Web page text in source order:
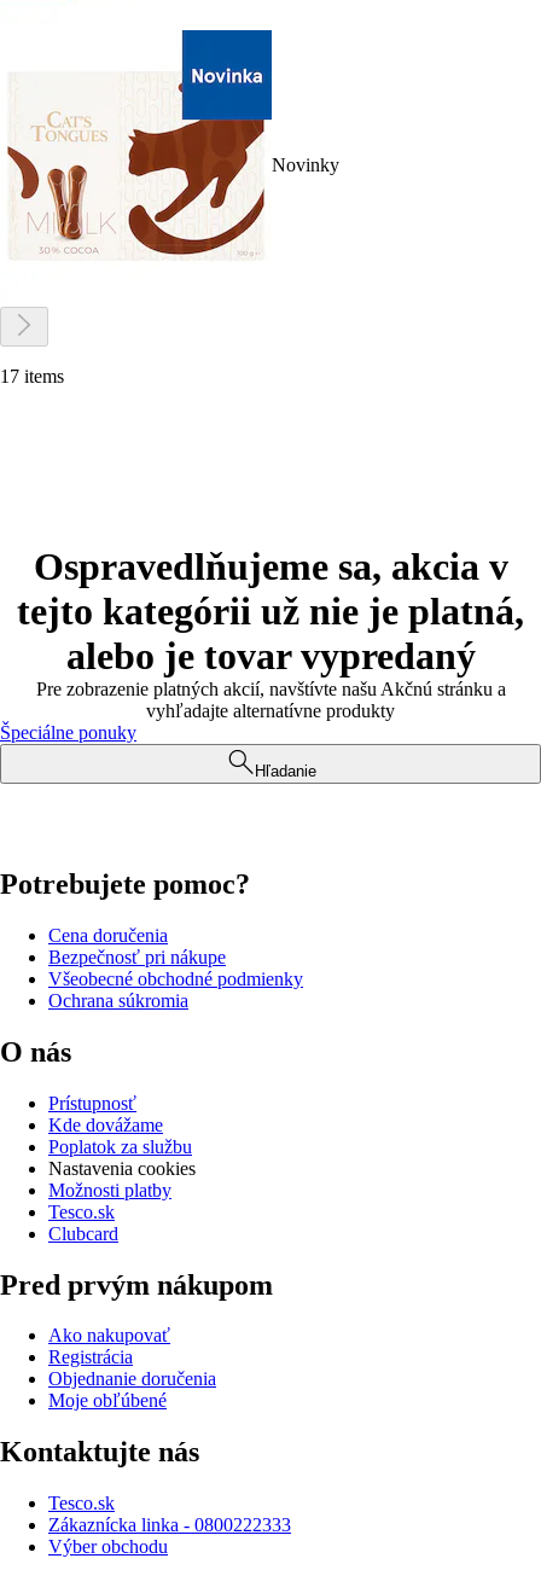
Novinky
17 items
Ospravedlňujeme sa, akcia v
tejto kategórii už nie je platná,
alebo je tovar vypredaný
Pre zobrazenie platných akcií, navštívte našu Akčnú stránku a
vyhľadajte alternatívne produkty
Špeciálne ponuky
Hľadanie
Potrebujete pomoc?
Cena doručenia
Bezpečnosť pri nákupe
Všeobecné obchodné podmienky
Ochrana súkromia
O nás
Prístupnosť
Kde dovážame
Poplatok za službu
Nastavenia cookies
Možnosti platby
Tesco.sk
Clubcard
Pred prvým nákupom
Ako nakupovať
Registrácia
Objednanie doručenia
Moje obľúbené
Kontaktujte nás
Tesco.sk
Zákaznícka linka - 0800222333
Výber obchodu